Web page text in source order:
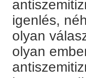
igenlés,
olyan
olyan